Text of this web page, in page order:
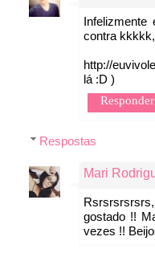
contra
http://
lá :D )
Responder
Respostas
Mari
gostado !!
vezes !!